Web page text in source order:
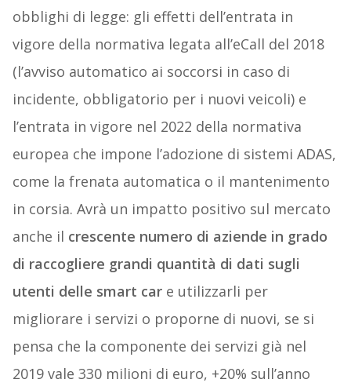
obblighi di legge: gli effetti dell’entrata in
vigore della normativa legata all’eCall del 2018
(l’avviso automatico ai soccorsi in caso di
incidente, obbligatorio per i nuovi veicoli) e
l’entrata in vigore nel 2022 della normativa
europea che impone l’adozione di sistemi ADAS,
come la frenata automatica o il mantenimento
in corsia. Avrà un impatto positivo sul mercato
anche il crescente numero di aziende in grado
di raccogliere grandi quantità di dati sugli
utenti delle smart care utilizzarli per
migliorare i servizi o proporne di nuovi, se si
pensa che la componente dei servizi già nel
2019 vale 330 milioni di euro, +20% sull’anno